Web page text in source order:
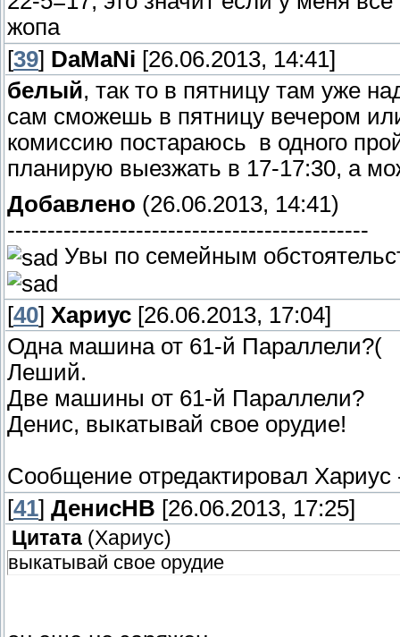
жопа
[39] DaMaNi [26.06.2013, 14:41]
белый, так то в пятницу там уже
сам сможешь в пятницу вечером
комиссию постараюсь в одного
планирую выезжать в 17-17:30, а
Добавлено (26.06.2013, 14:41)
---------------------------------------------
Увы по семейным
[40] Хариус [26.06.2013, 17:04]
Одна машина от 61-й Параллели?(
Леший.
Две машины от 61-й Параллели?
Денис, выкатывай свое орудие!
Сообщение отредактировал Хариус
[41] ДенисНВ [26.06.2013, 17:25]
Цитата (Хариус)
выкатывай свое орудие